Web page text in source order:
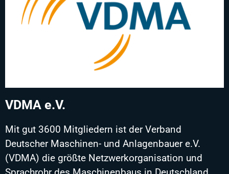
VDMA e.V.
Mit gut 3600 Mitgliedern ist der Verband
Deutscher Maschinen- und Anlagenbauer e.V.
(VDMA) die größte Netzwerkorganisation und